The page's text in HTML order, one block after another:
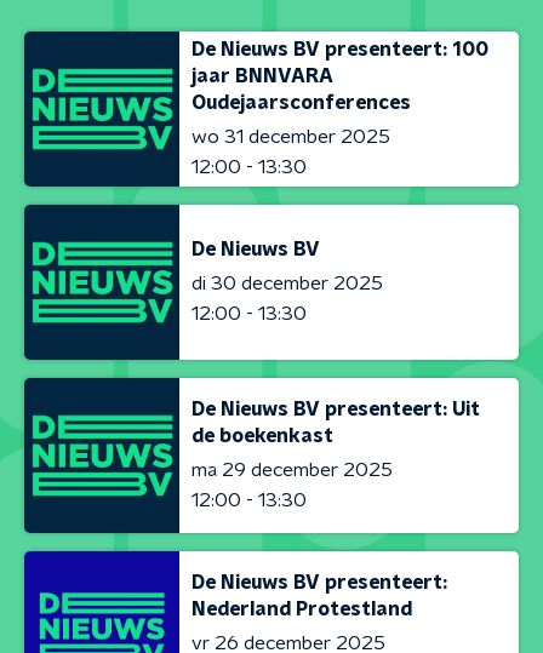
De Nieuws BV presenteert: 100
jaar BNNVARA
Oudejaarsconferences
wo 31 december 2025
12:00 - 13:30
De Nieuws BV
di 30 december 2025
12:00 - 13:30
De Nieuws BV presenteert: Uit
de boekenkast
ma 29 december 2025
12:00 - 13:30
De Nieuws BV presenteert:
Nederland Protestland
vr 26 december 2025